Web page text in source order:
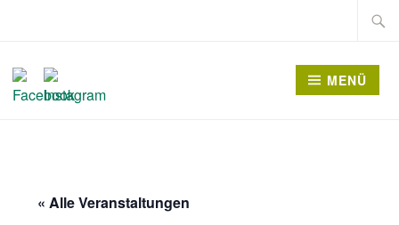
springen
Suche
MENÜ
« Alle Veranstaltungen